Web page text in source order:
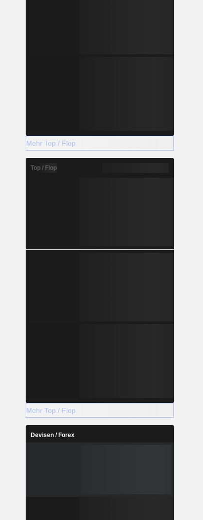
Mehr Top / Flop
Top / Flop
Mehr Top / Flop
Devisen / Forex